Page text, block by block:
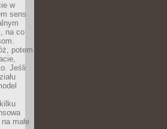
w
sens
na co
potem
Jeśli
małe